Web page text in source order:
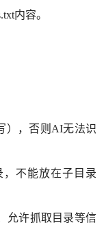
内容。
），否则AI无法识
，不能放在子目录
允许抓取目录等信